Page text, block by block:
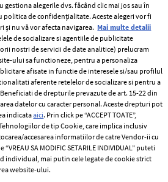
Termeni si conditii
Politica de
confidențialitate
Politica de cookies
Publicitate
gestiona alegerile dvs. făcând clic mai jos sau în
politica de confidențialitate. Aceste alegeri vor fi
nu vă vor afecta navigarea. Mai multe detalii
de socializare si agentiile de publicitate
nostri de servicii de date analitice) prelucram
ului sa functioneze, pentru a personaliza
afisate in functie de interesele si/sau profilul
aferente retelelor de socializare si pentru a
de drepturile prevazute de art. 15-22 din
datelor cu caracter personal. Aceste drepturi pot
indicataaici. Prin click pe “ACCEPT TOATE”,
de tip Cookie, care implica inclusiv
accesarea informatiilor de catre Vendor-ii cu
SA MODIFIC SETARILE INDIVIDUAL” puteti
individual, mai putin cele legate de cookie strict
website-ului.